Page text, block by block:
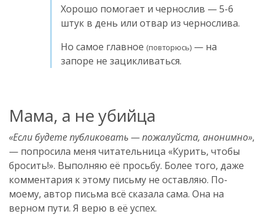
Хорошо помогает и чернослив — 5-6
штук в день или отвар из чернослива.
Но самое главное (повторюсь) — на
запоре не зацикливаться.
Мама, а не убийца
Если будете публиковать — пожалуйста, анонимно ,
— попросила меня читательница «Курить, чтобы
бросить!». Выполняю её просьбу. Более того, даже
комментария к этому письму не оставляю. По-
моему, автор письма всё сказала сама. Она на
верном пути. Я верю в её успех.